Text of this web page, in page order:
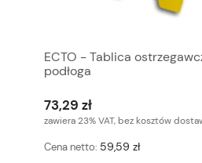
ECTO - Tablica
podłoga
73,29 zł
zawiera 23% VAT, bez kosztów
Cena netto: 59,59 zł